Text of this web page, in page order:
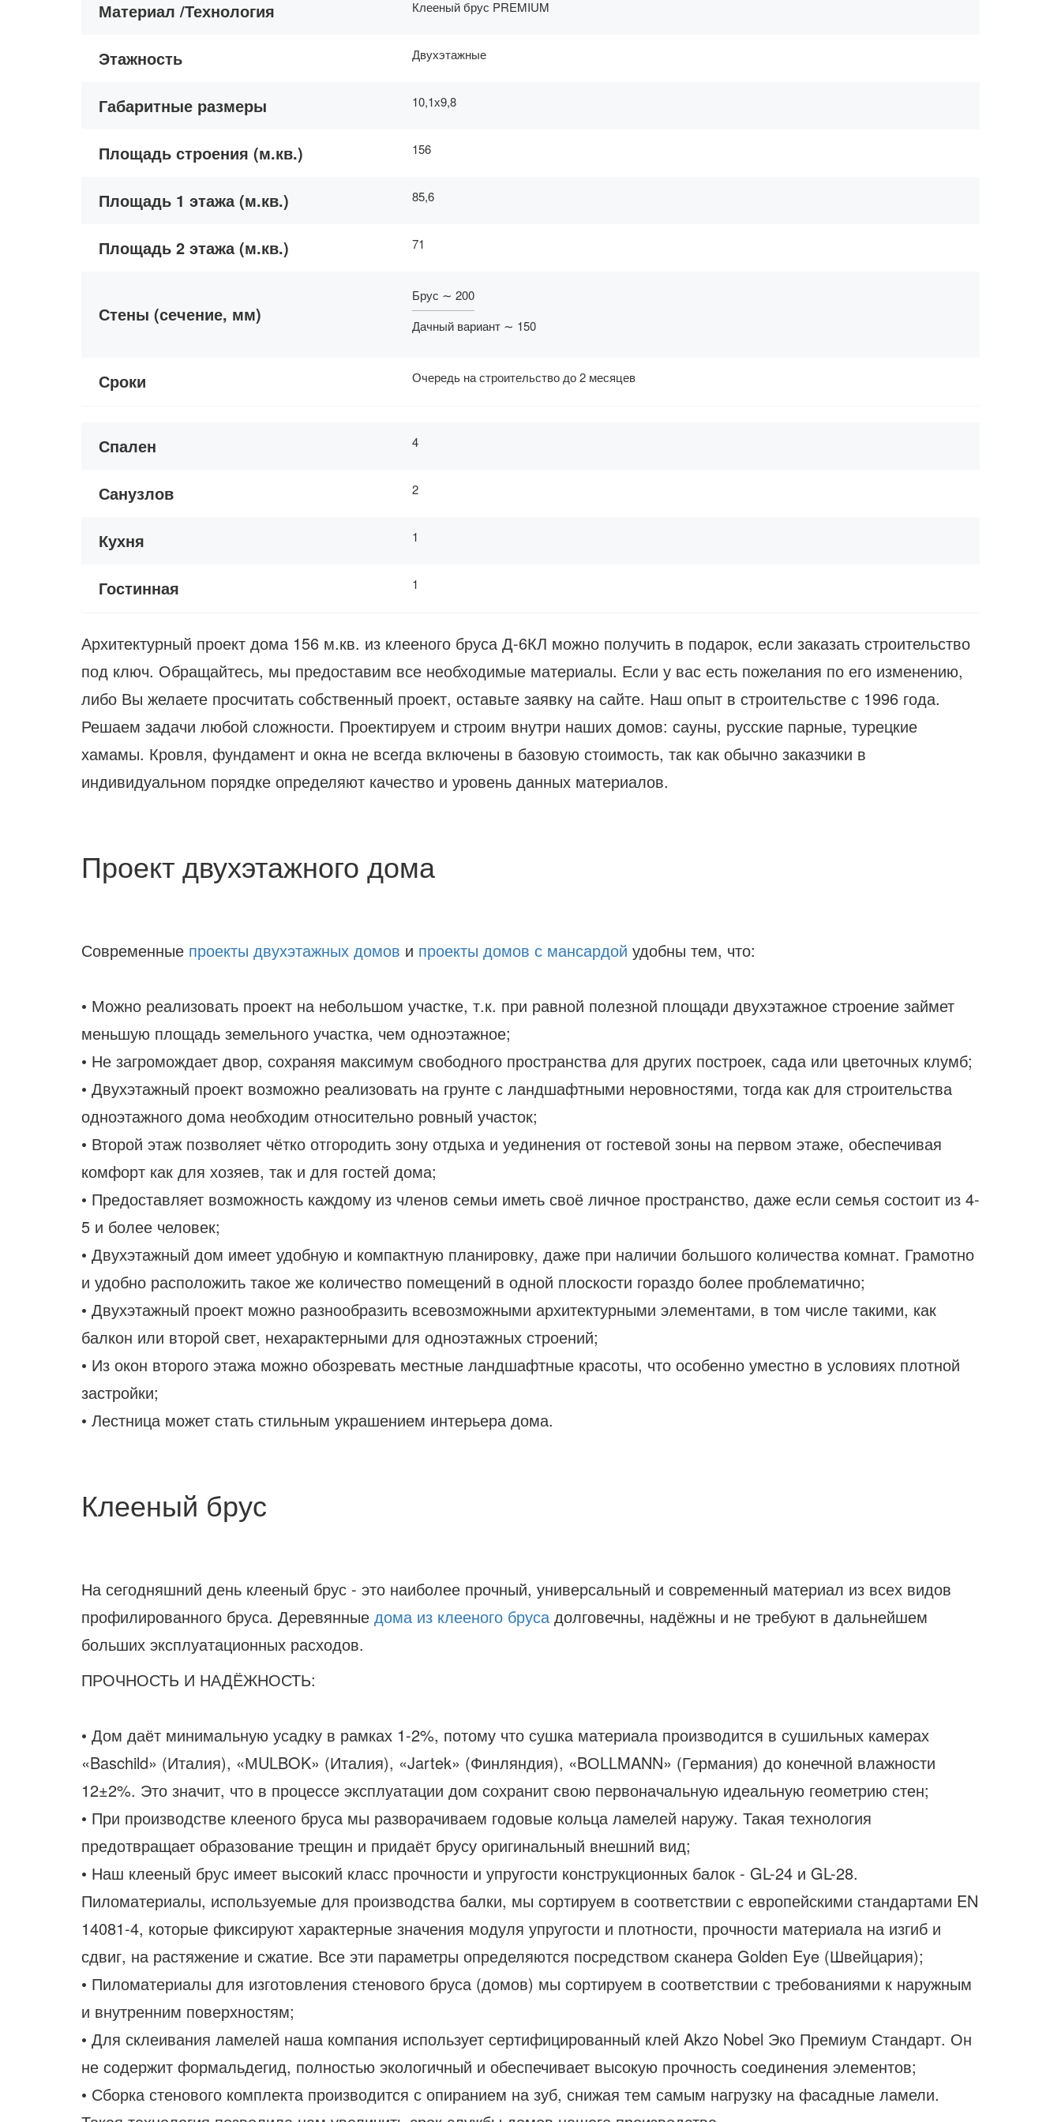
Материал /Технология Клееный брус PREMIUM
Этажность Двухэтажные
Габаритные размеры 10,1х9,8
Площадь строения (м.кв.) 156
Площадь 1 этажа (м.кв.) 85,6
Площадь 2 этажа (м.кв.) 71
Стены (сечение, мм)
Брус ∼ 200
Дачный вариант ∼ 150
Сроки Очередь на строительство до 2 месяцев
Спален 4
Санузлов 2
Кухня 1
Гостинная 1
Архитектурный проект дома 156 м.кв. из клееного бруса Д-6КЛ можно получить в подарок, если заказать строительство
под ключ. Обращайтесь, мы предоставим все необходимые материалы. Если у вас есть пожелания по его изменению,
либо Вы желаете просчитать собственный проект, оставьте заявку на сайте. Наш опыт в строительстве с 1996 года.
Решаем задачи любой сложности. Проектируем и строим внутри наших домов: сауны, русские парные, турецкие
хамамы. Кровля, фундамент и окна не всегда включены в базовую стоимость, так как обычно заказчики в
индивидуальном порядке определяют качество и уровень данных материалов.
Проект двухэтажного дома
Современные проекты двухэтажных домов и проекты домов с мансардой удобны тем, что:
• Можно реализовать проект на небольшом участке, т.к. при равной полезной площади двухэтажное строение займет
меньшую площадь земельного участка, чем одноэтажное;
• Не загромождает двор, сохраняя максимум свободного пространства для других построек, сада или цветочных клумб;
• Двухэтажный проект возможно реализовать на грунте с ландшафтными неровностями, тогда как для строительства
одноэтажного дома необходим относительно ровный участок;
• Второй этаж позволяет чётко отгородить зону отдыха и уединения от гостевой зоны на первом этаже, обеспечивая
комфорт как для хозяев, так и для гостей дома;
• Предоставляет возможность каждому из членов семьи иметь своё личное пространство, даже если семья состоит из 4-
5 и более человек;
• Двухэтажный дом имеет удобную и компактную планировку, даже при наличии большого количества комнат. Грамотно
и удобно расположить такое же количество помещений в одной плоскости гораздо более проблематично;
• Двухэтажный проект можно разнообразить всевозможными архитектурными элементами, в том числе такими, как
балкон или второй свет, нехарактерными для одноэтажных строений;
• Из окон второго этажа можно обозревать местные ландшафтные красоты, что особенно уместно в условиях плотной
застройки;
• Лестница может стать стильным украшением интерьера дома.
Клееный брус
На сегодняшний день клееный брус - это наиболее прочный, универсальный и современный материал из всех видов
профилированного бруса. Деревянные дома из клееного бруса долговечны, надёжны и не требуют в дальнейшем
больших эксплуатационных расходов.
ПРОЧНОСТЬ И НАДЁЖНОСТЬ:
• Дом даёт минимальную усадку в рамках 1-2%, потому что сушка материала производится в сушильных камерах
«Baschild» (Италия), «МULBOK» (Италия), «Jartek» (Финляндия), «BОLLMANN» (Германия) до конечной влажности
12±2%. Это значит, что в процессе эксплуатации дом сохранит свою первоначальную идеальную геометрию стен;
• При производстве клееного бруса мы разворачиваем годовые кольца ламелей наружу. Такая технология
предотвращает образование трещин и придаёт брусу оригинальный внешний вид;
• Наш клееный брус имеет высокий класс прочности и упругости конструкционных балок - GL-24 и GL-28.
Пиломатериалы, используемые для производства балки, мы сортируем в соответствии с европейскими стандартами EN
14081-4, которые фиксируют характерные значения модуля упругости и плотности, прочности материала на изгиб и
сдвиг, на растяжение и сжатие. Все эти параметры определяются посредством сканера Golden Eye (Швейцария);
• Пиломатериалы для изготовления стенового бруса (домов) мы сортируем в соответствии с требованиями к наружным
и внутренним поверхностям;
• Для склеивания ламелей наша компания использует сертифицированный клей Akzo Nobel Эко Премиум Стандарт. Он
не содержит формальдегид, полностью экологичный и обеспечивает высокую прочность соединения элементов;
• Сборка стенового комплекта производится с опиранием на зуб, снижая тем самым нагрузку на фасадные ламели.